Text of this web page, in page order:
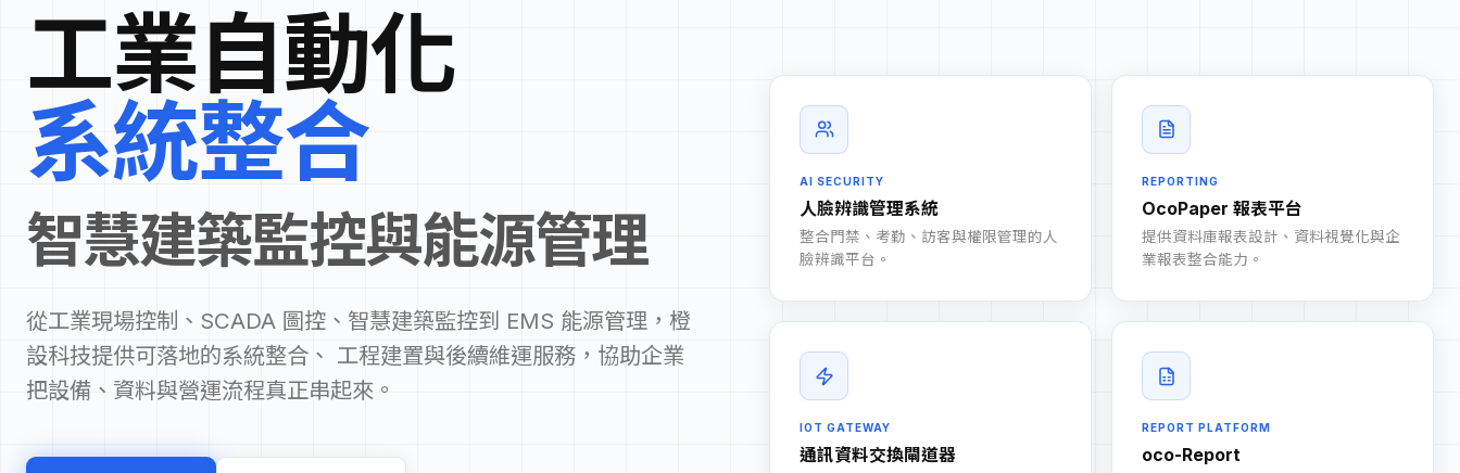
工業自動化
系統整合
智慧建築監控與能源管理
從工業現場控制、SCADA 圖控、智慧建築監控到 EMS 能源管理，橙
設科技提供可落地的系統整合、 工程建置與後續維運服務，協助企業
把設備、資料與營運流程真正串起來。
AI SECURITY
人臉辨識管理系統
整合門禁、考勤、訪客與權限管理的人
臉辨識平台。
REPORTING
OcoPaper 報表平台
提供資料庫報表設計、資料視覺化與企
業報表整合能力。
IOT GATEWAY
通訊資料交換閘道器
REPORT PLATFORM
oco-Report